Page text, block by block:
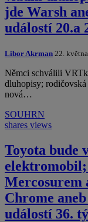
jde Warsh
událostí 20.a
Libor Akrman 22.
Němci schválili
dluhopisy;
nová…
SOUHRN
shares views
Toyota bude
elektromobil;
Mercosurem
Chrome
událostí 36.